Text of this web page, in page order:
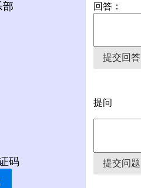
回答：
提交回答
提问
提交问题
部
码